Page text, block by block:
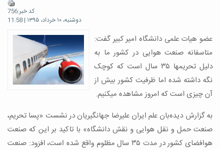
کد خبر:756
دوشنبه، ۱۰ خرداد، ۱۳۹۵ | 11:58
عضو هیات علمی دانشگاه امیر کبیر گفت:
متاسفانه صنعت هوایی در کشور ما به
دلیل تحریم‎ها ۳۵ سال است که کوچک
نگه داشته شده اما ظرفیت کشور بیش از
آن چیزی است که امروز مشاهده می‎کنیم.
به گزارش دیده‌بان علم ایران علیرضا جهانگیریان در نشست «پسا تحریم،
صنعت حمل و نقل هوایی و نقش دانشگاه» با تاکید بر این که صنعت
هوافضای کشور در مدت ۳۵ سال مظلوم واقع شده است، افزود: صنعت